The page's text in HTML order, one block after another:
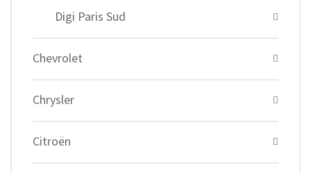
Digi Paris Sud
Chevrolet
Chrysler
Citroën